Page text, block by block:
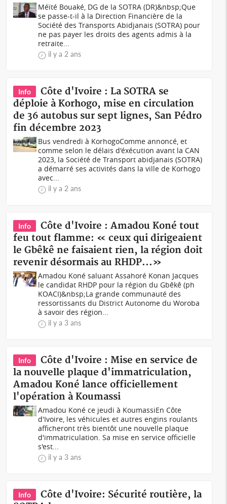
Méïté Bouaké, DG de la SOTRA (DR)&nbsp;Que
se passe-t-il à la Direction Financière de la
Société des Transports Abidjanais (SOTRA) pour
ne pas payer les droits des agents admis à la
retraite...
il y a 2 ans
Info
Côte d'Ivoire : La SOTRA se
déploie à Korhogo, mise en circulation
de 36 autobus sur sept lignes, San Pédro
fin décembre 2023
Bus vendredi à KorhogoComme annoncé, et
comme selon le délais d'éxécution avant la CAN
2023, la Société de Transport abidjanais (SOTRA)
a démarré ses activités dans la ville de Korhogo
avec...
il y a 2 ans
Info
Côte d'Ivoire : Amadou Koné tout
feu tout flamme: « ceux qui dirigeaient
le Gbêkê ne faisaient rien, la région doit
revenir désormais au RHDP...»
Amadou Koné saluant Assahoré Konan Jacques
le candidat RHDP pour la région du Gbêkê (ph
KOACI)&nbsp;La grande communauté des
ressortissants du District Autonome du Woroba
à savoir des région...
il y a 3 ans
Info
Côte d'Ivoire : Mise en service de
la nouvelle plaque d'immatriculation,
Amadou Koné lance officiellement
l'opération à Koumassi
Amadou Koné ce jeudi à Koumassi En Côte
d'Ivoire, les véhicules et autres engins roulants
afficheront très bientôt une nouvelle plaque
d'immatriculation. Sa mise en service officielle
s'est...
il y a 3 ans
Info
Côte d'Ivoire: Sécurité routière, la